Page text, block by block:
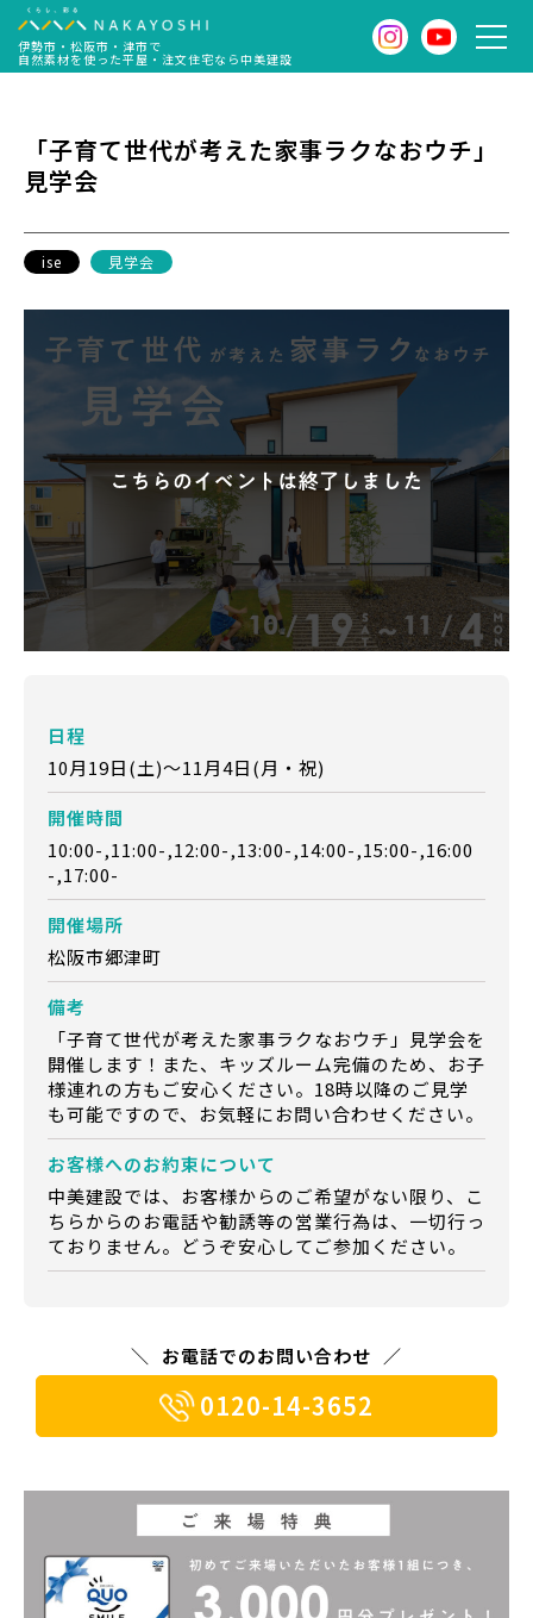
伊勢市・松阪市・津市で
自然素材を使った平屋・注文住宅なら中美建設
「子育て世代が考えた家事ラクなおウチ」
見学会
ise 見学会
日程
10月19日(土)～11月4日(月・祝)
開催時間
10:00-,11:00-,12:00-,13:00-,14:00-,15:00-,16:00
-,17:00-
開催場所
松阪市郷津町
備考
「子育て世代が考えた家事ラクなおウチ」見学会を
開催します！また、キッズルーム完備のため、お子
様連れの方もご安心ください。18時以降のご見学
も可能ですので、お気軽にお問い合わせください。
お客様へのお約束について
中美建設では、お客様からのご希望がない限り、こ
ちらからのお電話や勧誘等の営業行為は、一切行っ
ておりません。どうぞ安心してご参加ください。
お電話でのお問い合わせ
0120-14-3652